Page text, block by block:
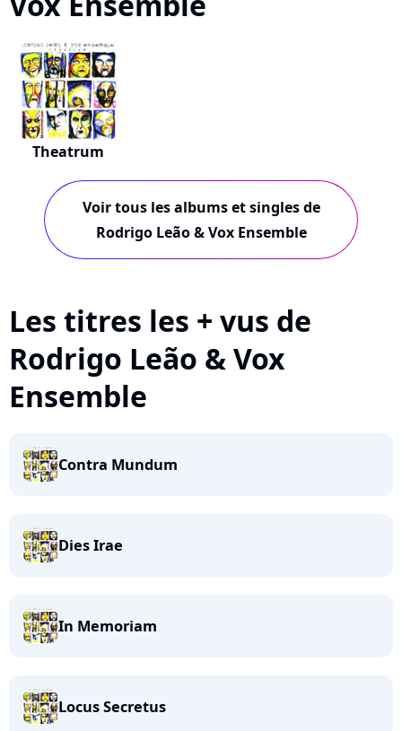
Theatrum
Voir tous les albums et singles de
Rodrigo Leão & Vox Ensemble
Les titres les + vus de
Rodrigo Leão & Vox
Ensemble
Contra Mundum
Dies Irae
In Memoriam
Locus Secretus